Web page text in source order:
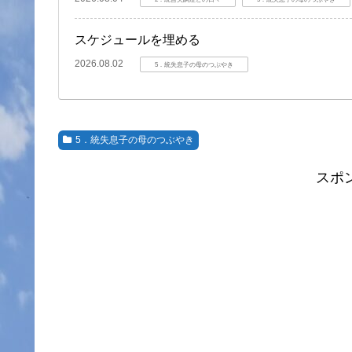
スケジュールを埋める
2026.08.02 5．統失息子の母のつぶやき
5．統失息子の母のつぶやき
スポ